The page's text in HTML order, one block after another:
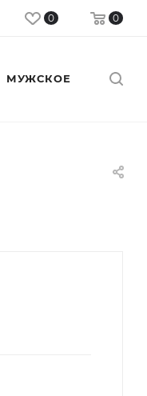
0 0
МУЖСКОЕ